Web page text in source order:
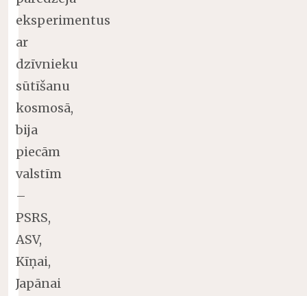
eksperimentus
ar
dzīvnieku
sūtīšanu
kosmosā,
bija
piecām
valstīm
–
PSRS,
ASV,
Kīņai,
Japānai